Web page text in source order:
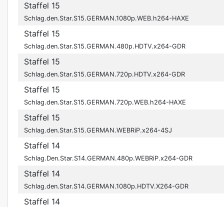
Staffel 15
Schlag.den.Star.S15.GERMAN.1080p.WEB.h264-HAXE
Staffel 15
Schlag.den.Star.S15.GERMAN.480p.HDTV.x264-GDR
Staffel 15
Schlag.den.Star.S15.GERMAN.720p.HDTV.x264-GDR
Staffel 15
Schlag.den.Star.S15.GERMAN.720p.WEB.h264-HAXE
Staffel 15
Schlag.den.Star.S15.GERMAN.WEBRiP.x264-4SJ
Staffel 14
Schlag.Den.Star.S14.GERMAN.480p.WEBRiP.x264-GDR
Staffel 14
Schlag.den.Star.S14.GERMAN.1080p.HDTV.X264-GDR
Staffel 14